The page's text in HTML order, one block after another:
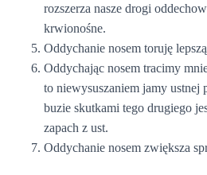
rozszerza nasze drogi
krwionośne.
Oddychanie nosem toruję
Oddychając nosem tracimy
to niewysuszaniem jamy ustnej
buzie skutkami tego drugiego
zapach z ust.
Oddychanie nosem zwiększa